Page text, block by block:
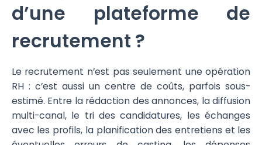
d’une plateforme de
recrutement ?
Le recrutement n’est pas seulement une opération
RH : c’est aussi un centre de coûts, parfois sous-
estimé. Entre la rédaction des annonces, la diffusion
multi-canal, le tri des candidatures, les échanges
avec les profils, la planification des entretiens et les